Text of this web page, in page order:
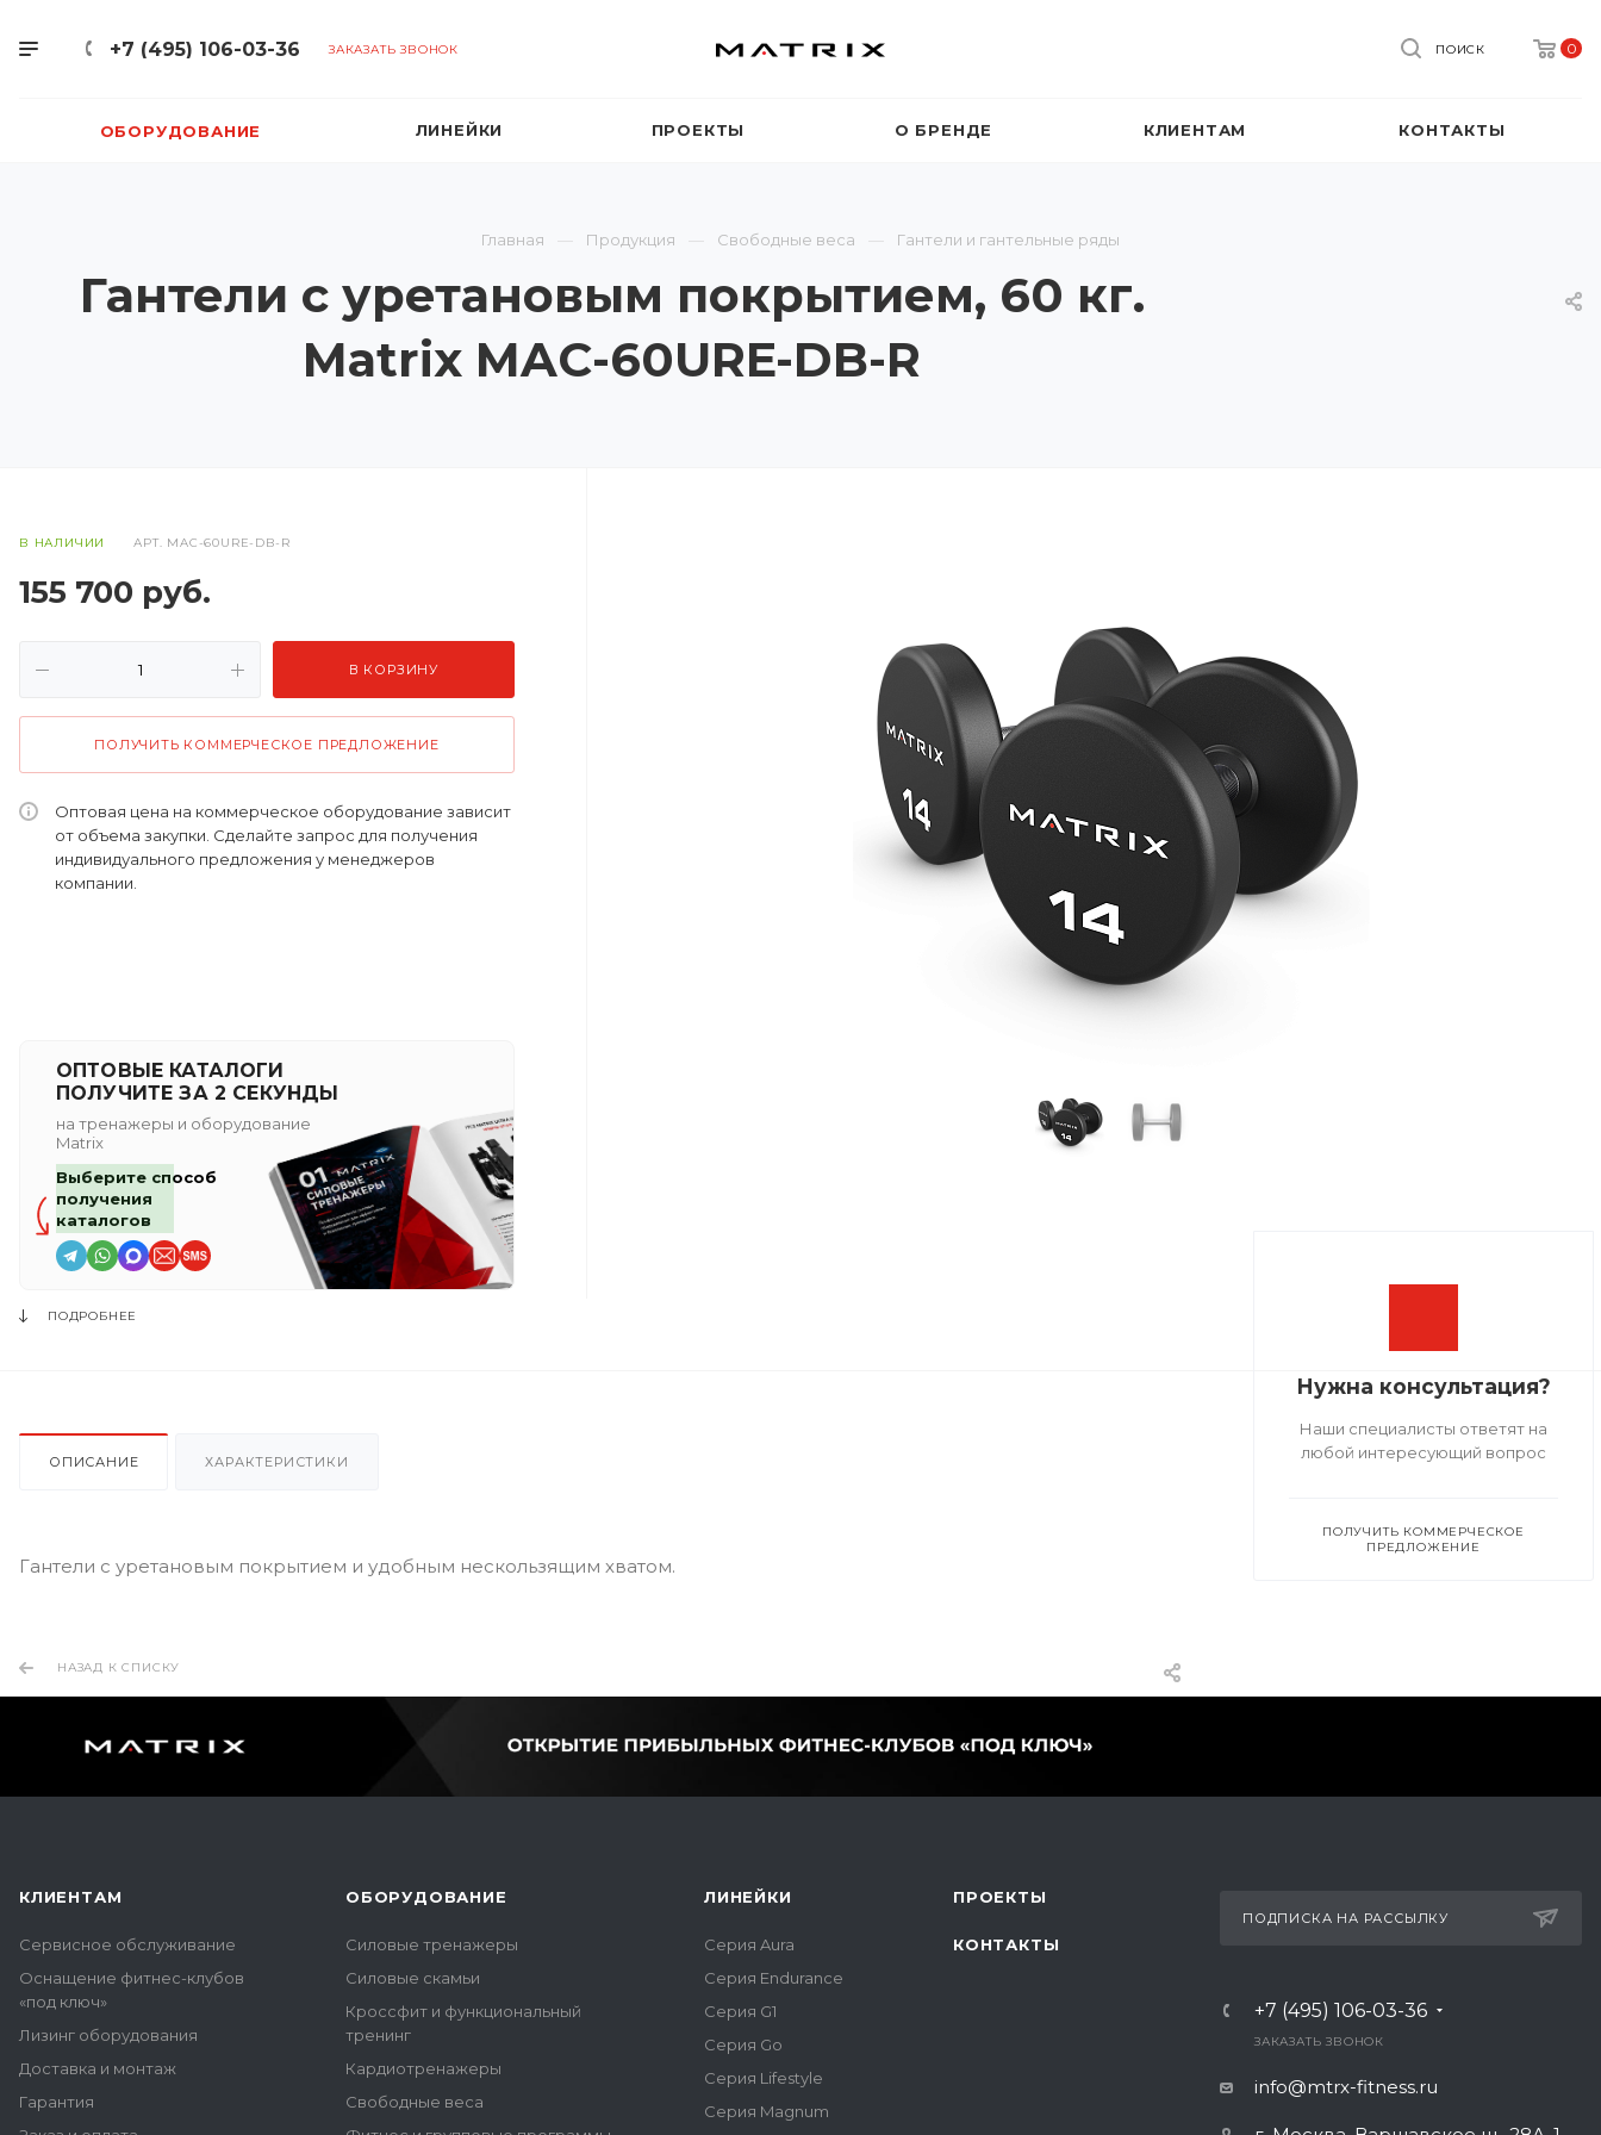
+7 (495) 106-03-36 ЗАКАЗАТЬ ЗВОНОК 0
ПОИСК
ОБОРУДОВАНИЕ ЛИНЕЙКИ ПРОЕКТЫ О БРЕНДЕ КЛИЕНТАМ КОНТАКТЫ
Главная Продукция Свободные веса Гантели и гантельные ряды
Гантели с уретановым покрытием, 60 кг.
Matrix MAC-60URE-DB-R
В НАЛИЧИИ АРТ. MAC-60URE-DB-R
155 700 руб.
В КОРЗИНУ
ПОЛУЧИТЬ КОММЕРЧЕСКОЕ ПРЕДЛОЖЕНИЕ
Оптовая цена на коммерческое оборудование зависит
от объема закупки. Сделайте запрос для получения
индивидуального предложения у менеджеров
компании.
ОПТОВЫЕ КАТАЛОГИ
ПОЛУЧИТЕ ЗА 2 СЕКУНДЫ
на тренажеры и оборудование
Matrix
Выберите способ
получения
каталогов
ПОДРОБНЕЕ
Нужна консультация?
Наши специалисты ответят на
любой интересующий вопрос
ПОЛУЧИТЬ КОММЕРЧЕСКОЕ
ПРЕДЛОЖЕНИЕ
ОПИСАНИЕ ХАРАКТЕРИСТИКИ
Гантели с уретановым покрытием и удобным нескользящим хватом.
НАЗАД К СПИСКУ
КЛИЕНТАМ
Сервисное обслуживание
Оснащение фитнес-клубов
«под ключ»
Лизинг оборудования
Доставка и монтаж
Гарантия
ОБОРУДОВАНИЕ
Силовые тренажеры
Силовые скамьи
Кроссфит и функциональный
тренинг
Кардиотренажеры
Свободные веса
ЛИНЕЙКИ
Серия Aura
Серия Endurance
Серия G1
Серия Go
Серия Lifestyle
Серия Magnum
ПРОЕКТЫ
КОНТАКТЫ
ПОДПИСКА НА РАССЫЛКУ
+7 (495) 106-03-36
ЗАКАЗАТЬ ЗВОНОК
info@mtrx-fitness.ru